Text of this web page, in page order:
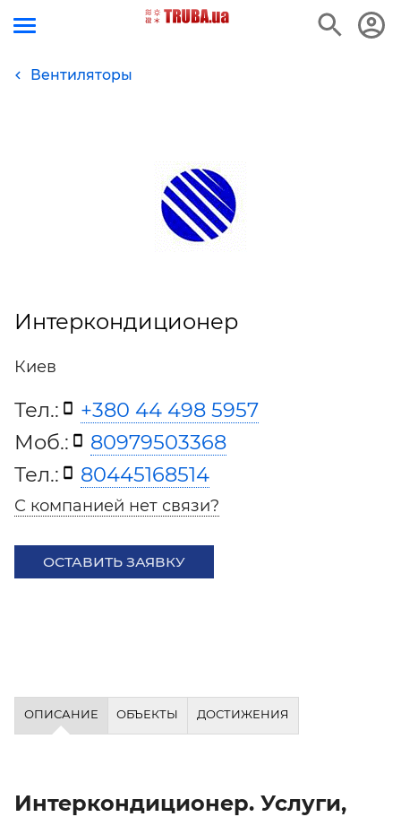
Вентиляторы
Интеркондиционер
Киев
Тел.:
+380 44 498 5957
Моб.:
80979503368
Тел.:
80445168514
С компанией нет связи?
ОСТАВИТЬ ЗАЯВКУ
ОПИСАНИЕ ОБЪЕКТЫ ДОСТИЖЕНИЯ
Интеркондиционер. Услуги,